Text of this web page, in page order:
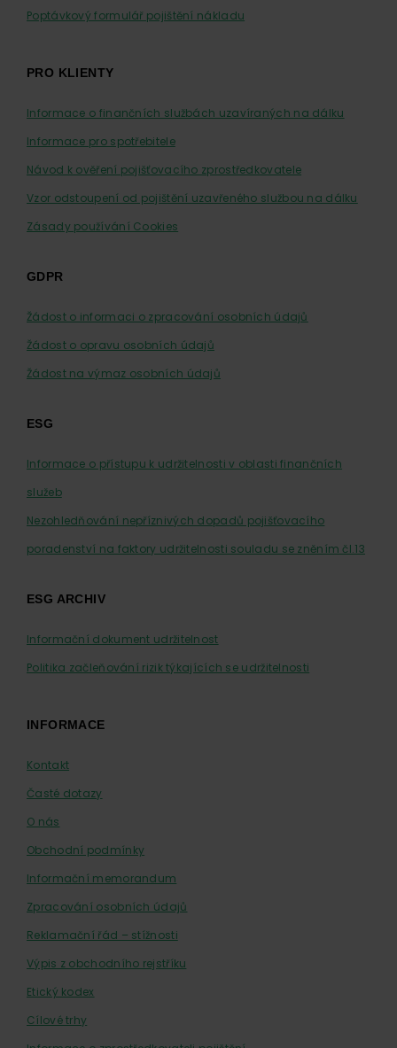
Poptávkový formulář pojištění nákladu
PRO KLIENTY
Informace o finančních službách uzavíraných na dálku
Informace pro spotřebitele
Návod k ověření pojišťovacího zprostředkovatele
Vzor odstoupení od pojištění uzavřeného službou na dálku
Zásady používání Cookies
GDPR
Žádost o informaci o zpracování osobních údajů
Žádost o opravu osobních údajů
Žádost na výmaz osobních údajů
ESG
Informace o přístupu k udržitelnosti v oblasti finančních
služeb
Nezohledňování nepříznivých dopadů pojišťovacího
poradenství na faktory udržitelnosti souladu se zněním čl.13
ESG ARCHIV
Informační dokument udržitelnost
Politika začleňování rizik týkajících se udržitelnosti
INFORMACE
Kontakt
Časté dotazy
O nás
Obchodní podmínky
Informační memorandum
Zpracování osobních údajů
Reklamační řád – stížnosti
Výpis z obchodního rejstříku
Etický kodex
Cílové trhy